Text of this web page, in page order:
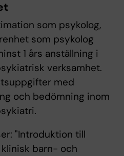
som psykolog,
som psykolog
1 års anställning i
verksamhet.
med
och bedömning inom
"Introduktion till
barn- och